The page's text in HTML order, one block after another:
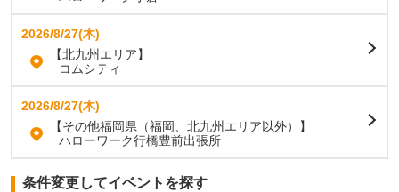
2026/8/27(木)
【北九州エリア】
コムシティ
2026/8/27(木)
【その他福岡県（福岡、北九州エリア以外）】
ハローワーク行橋豊前出張所
条件変更してイベントを探す